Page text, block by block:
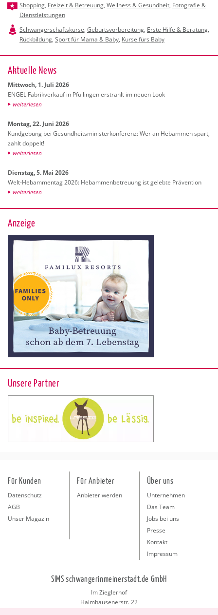
Shopping, Freizeit & Betreuung, Wellness & Gesundheit, Fotografie &
Dienstleistungen
Schwangerschaftskurse, Geburtsvorbereitung, Erste Hilfe & Beratung,
Rückbildung, Sport für Mama & Baby, Kurse fürs Baby
Ak­tu­el­le News
Mitt­woch, 1. Juli 2026
ENGEL Fa­brik­ver­kauf in Pful­lin­gen er­strahlt im neuen Look
wei­ter­le­sen
Mon­tag, 22. Juni 2026
Kund­ge­bung bei Ge­sund­heits­mi­nis­ter­kon­fe­renz: Wer an Heb­am­men spart,
zahlt dop­pelt!
wei­ter­le­sen
Diens­tag, 5. Mai 2026
Welt-Heb­am­men­tag 2026: Heb­am­men­be­treu­ung ist ge­leb­te Prä­ven­ti­on
wei­ter­le­sen
Anzeige
Unsere Partner
Für Kunden
Datenschutz
AGB
Unser Magazin
Für Anbieter
Anbieter werden
Über uns
Unternehmen
Das Team
Jobs bei uns
Presse
Kontakt
Impressum
SIMS schwangerinmeinerstadt.de GmbH
Im Zieglerhof
Haimhausenerstr. 22